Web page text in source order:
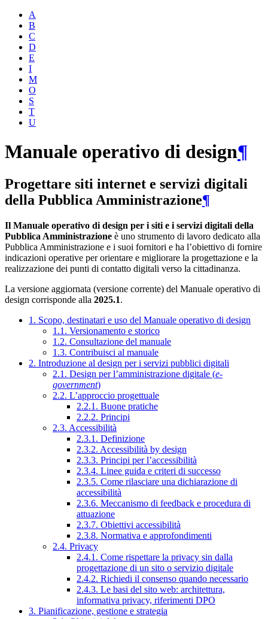
A
B
C
D
E
I
M
O
S
T
U
Manuale operativo di design¶
Progettare siti internet e servizi digitali
della Pubblica Amministrazione¶
Il Manuale operativo di design per i siti e i servizi digitali della
Pubblica Amministrazione è uno strumento di lavoro dedicato alla
Pubblica Amministrazione e i suoi fornitori e ha l’obiettivo di fornire
indicazioni operative per orientare e migliorare la progettazione e la
realizzazione dei punti di contatto digitali verso la cittadinanza.
La versione aggiornata (versione corrente) del Manuale operativo di
design corrisponde alla 2025.1.
1. Scopo, destinatari e uso del Manuale operativo di design
1.1. Versionamento e storico
1.2. Consultazione del manuale
1.3. Contribuisci al manuale
2. Introduzione al design per i servizi pubblici digitali
2.1. Design per l’amministrazione digitale (e-
government)
2.2. L’approccio progettuale
2.2.1. Buone pratiche
2.2.2. Principi
2.3. Accessibilità
2.3.1. Definizione
2.3.2. Accessibilità by design
2.3.3. Principi per l’accessibilità
2.3.4. Linee guida e criteri di successo
2.3.5. Come rilasciare una dichiarazione di
accessibilità
2.3.6. Meccanismo di feedback e procedura di
attuazione
2.3.7. Obiettivi accessibilità
2.3.8. Normativa e approfondimenti
2.4. Privacy
2.4.1. Come rispettare la privacy sin dalla
progettazione di un sito o servizio digitale
2.4.2. Richiedi il consenso quando necessario
2.4.3. Le basi del sito web: architettura,
informativa privacy, riferimenti DPO
3. Pianificazione, gestione e strategia